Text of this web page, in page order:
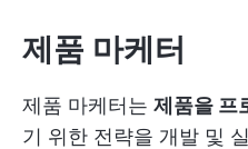
제품 마케터
제품 마케터는 제품을 프
기 위한 전략을 개발 및